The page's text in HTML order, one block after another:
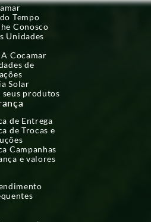
Tempo
Conosco
Unidades
Cocamar
de
Solar
seus produtos
de Entrega
de Trocas e
Campanhas
e valores